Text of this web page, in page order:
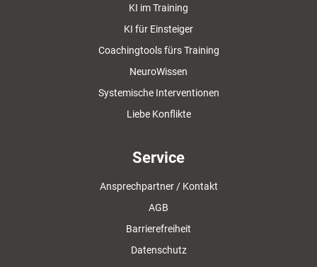
KI im Training
KI für Einsteiger
Coachingtools fürs Training
NeuroWissen
Systemische Interventionen
Liebe Konflikte
Service
Ansprechpartner / Kontakt
AGB
Barrierefreiheit
Datenschutz